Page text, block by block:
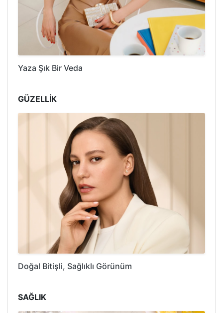
Yaza Şık Bir Veda
GÜZELLİK
Doğal Bitişli, Sağlıklı Görünüm
SAĞLIK